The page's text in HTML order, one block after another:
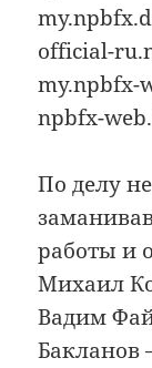
official-
my.npbfx-
npbfx-
По делу
работы и
Михаил
Вадим
Бакланов